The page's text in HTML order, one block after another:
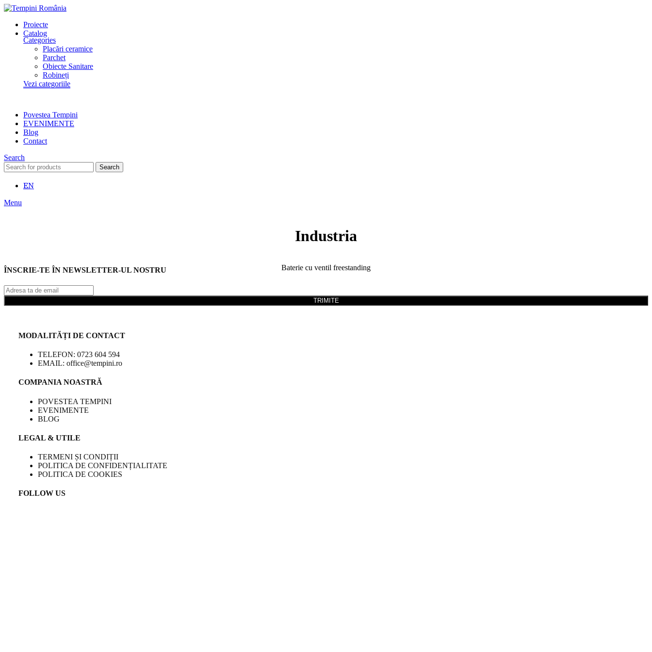
Proiecte
Catalog
Categories
Placări ceramice
Parchet
Obiecte Sanitare
Robineți
Vezi categoriile
Povestea Tempini
EVENIMENTE
Blog
Contact
Search
Search
EN
Menu
Industria
Baterie cu ventil freestanding
ÎNSCRIE-TE ÎN NEWSLETTER-UL NOSTRU
TRIMITE
MODALITĂȚI DE CONTACT
TELEFON: 0723 604 594
EMAIL: office@tempini.ro
COMPANIA NOASTRĂ
POVESTEA TEMPINI
EVENIMENTE
BLOG
LEGAL & UTILE
TERMENI ȘI CONDIȚII
POLITICA DE CONFIDENȚIALITATE
POLITICA DE COOKIES
FOLLOW US